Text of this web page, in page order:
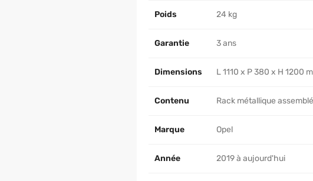
Poids 24 kg
Garantie 3 ans
Dimensions L 1110 x P 380 x H 1200
Contenu Rack métallique
Marque Opel
Année 2019 à aujourd'hui